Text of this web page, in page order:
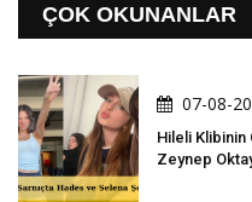
ÇOK OKUNANLAR
07-08-
Hileli Klibinin
Zeynep